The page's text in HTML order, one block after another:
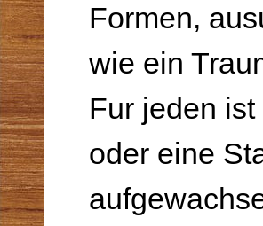
Formen,
wie ein
Fur jeden
oder eine